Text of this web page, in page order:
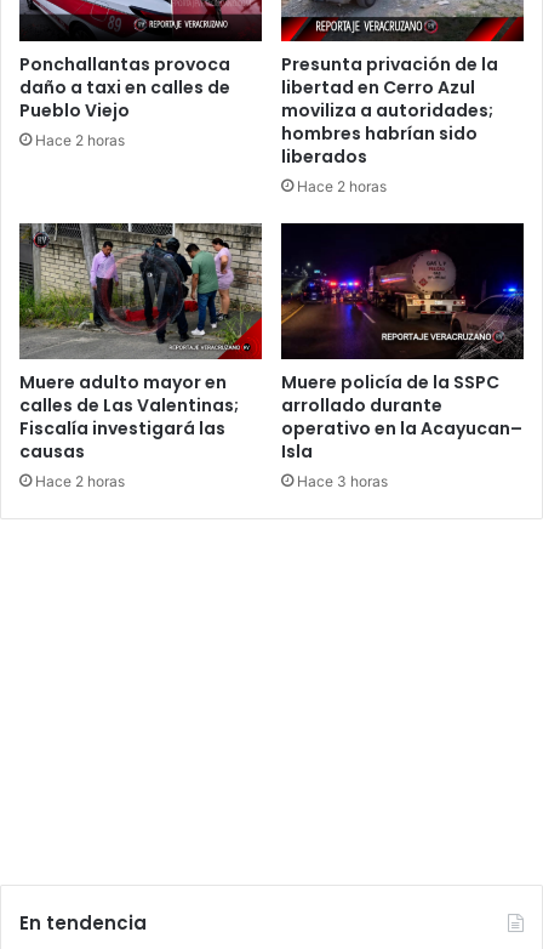
Ponchallantas provoca
daño a taxi en calles de
Pueblo Viejo
Hace 2 horas
Presunta privación de la
libertad en Cerro Azul
moviliza a autoridades;
hombres habrían sido
liberados
Hace 2 horas
Muere adulto mayor en
calles de Las Valentinas;
Fiscalía investigará las
causas
Hace 2 horas
Muere policía de la SSPC
arrollado durante
operativo en la Acayucan–
Isla
Hace 3 horas
En tendencia